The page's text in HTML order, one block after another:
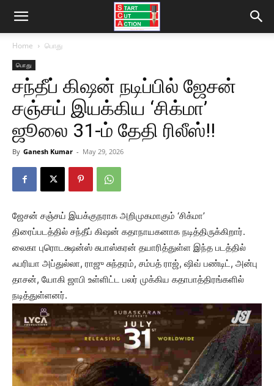
Home பொது
பொது
சந்தீப் கிஷன் நடிப்பில் ஜேசன்
சஞ்சய் இயக்கிய ‘சிக்மா’
ஜூலை 31-ம் தேதி ரிலீஸ்!!
By Ganesh Kumar - May 29, 2026
ஜேசன் சஞ்சய் இயக்குநராக அறிமுகமாகும் ‘சிக்மா’
திரைப்படத்தில் சந்தீப் கிஷன் கதாநாயகனாக நடித்திருக்கிறார்.
லைகா புரொடக்ஷன்ஸ் சுபாஸ்கரன் தயாரித்துள்ள இந்த படத்தில்
ஃபரியா அப்துல்லா, ராஜு சுந்தரம், சம்பத் ராஜ், ஷிவ் பண்டிட், அன்பு
தாசன், யோகி ஜாபி உள்ளிட்ட பலர் முக்கிய கதாபாத்திரங்களில்
நடித்துள்ளனர்.